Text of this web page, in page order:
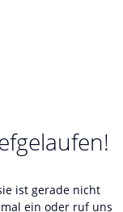
ist gerade nicht
ein oder ruf uns